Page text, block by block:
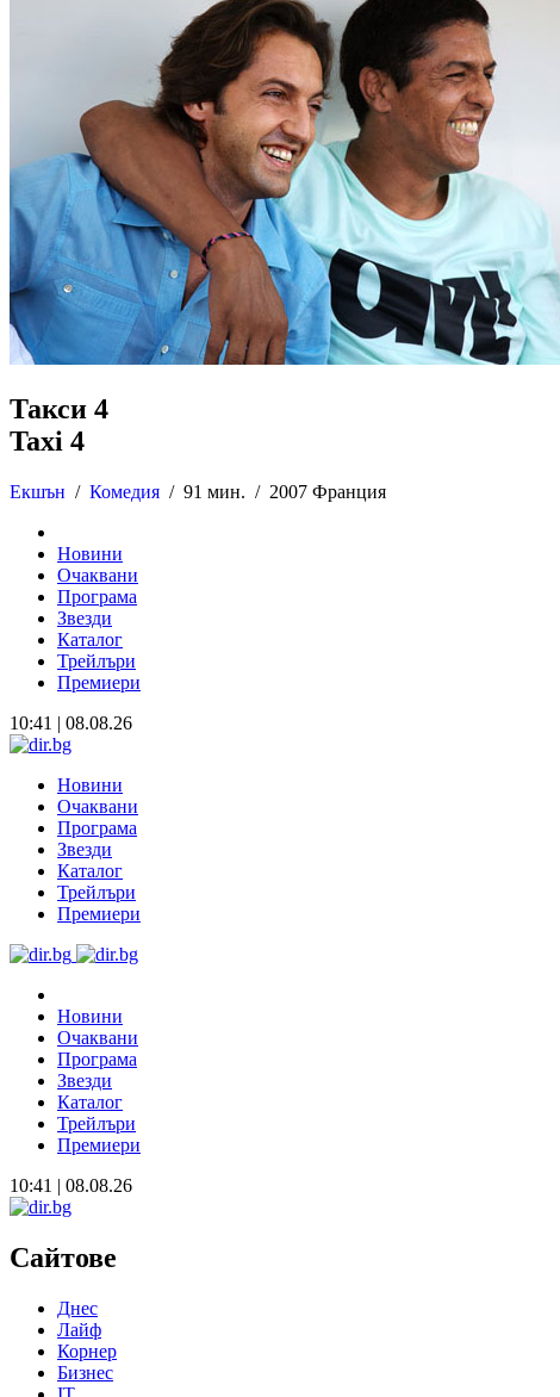
Такси 4
Taxi 4
Екшън / Комедия / 91 мин. / 2007 Франция
Новини
Очаквани
Програма
Звезди
Каталог
Трейлъри
Премиери
10:41 | 08.08.26
Новини
Очаквани
Програма
Звезди
Каталог
Трейлъри
Премиери
Новини
Очаквани
Програма
Звезди
Каталог
Трейлъри
Премиери
10:41 | 08.08.26
Сайтове
Днес
Лайф
Корнер
Бизнес